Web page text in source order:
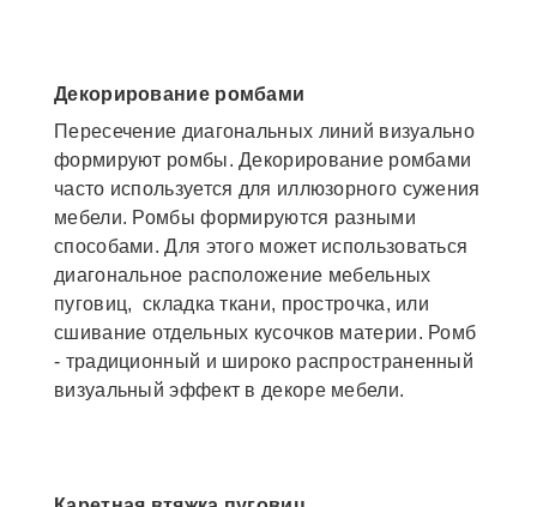
Декорирование ромбами
Пересечение диагональных линий визуально
формируют ромбы. Декорирование ромбами
часто используется для иллюзорного сужения
мебели. Ромбы формируются разными
способами. Для этого может использоваться
диагональное расположение мебельных
пуговиц, складка ткани, прострочка, или
сшивание отдельных кусочков материи. Ромб
- традиционный и широко распространенный
визуальный эффект в декоре мебели.